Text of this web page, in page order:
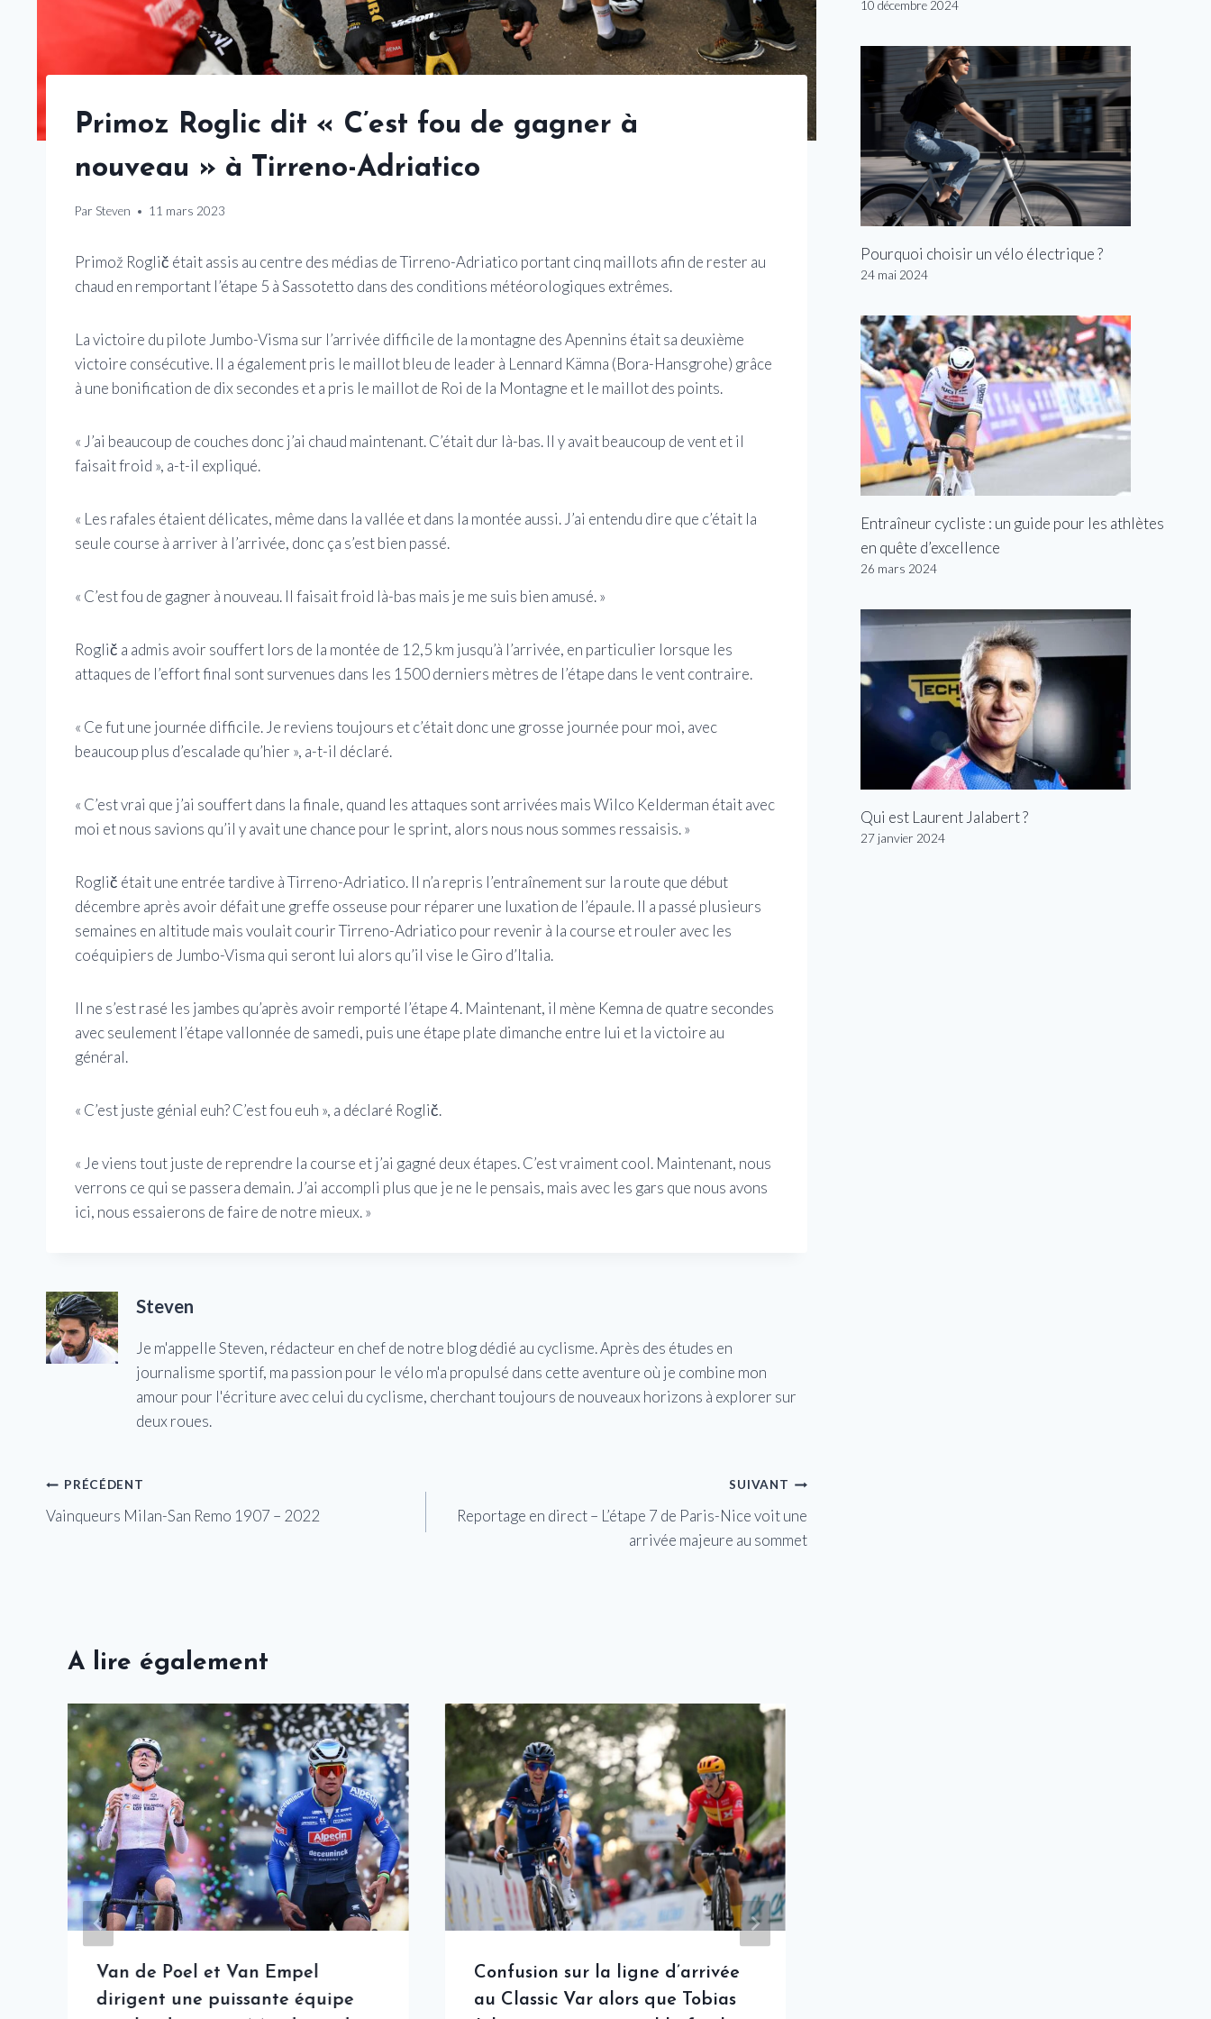
Primoz Roglic dit « C’est fou de gagner à
nouveau » à Tirreno-Adriatico
Par Steven 11 mars 2023
Primož Roglič était assis au centre des médias de Tirreno-Adriatico portant cinq maillots afin de rester au
chaud en remportant l’étape 5 à Sassotetto dans des conditions météorologiques extrêmes.
La victoire du pilote Jumbo-Visma sur l’arrivée difficile de la montagne des Apennins était sa deuxième
victoire consécutive. Il a également pris le maillot bleu de leader à Lennard Kämna (Bora-Hansgrohe) grâce
à une bonification de dix secondes et a pris le maillot de Roi de la Montagne et le maillot des points.
« J’ai beaucoup de couches donc j’ai chaud maintenant. C’était dur là-bas. Il y avait beaucoup de vent et il
faisait froid », a-t-il expliqué.
« Les rafales étaient délicates, même dans la vallée et dans la montée aussi. J’ai entendu dire que c’était la
seule course à arriver à l’arrivée, donc ça s’est bien passé.
« C’est fou de gagner à nouveau. Il faisait froid là-bas mais je me suis bien amusé. »
Roglič a admis avoir souffert lors de la montée de 12,5 km jusqu’à l’arrivée, en particulier lorsque les
attaques de l’effort final sont survenues dans les 1500 derniers mètres de l’étape dans le vent contraire.
« Ce fut une journée difficile. Je reviens toujours et c’était donc une grosse journée pour moi, avec
beaucoup plus d’escalade qu’hier », a-t-il déclaré.
« C’est vrai que j’ai souffert dans la finale, quand les attaques sont arrivées mais Wilco Kelderman était avec
moi et nous savions qu’il y avait une chance pour le sprint, alors nous nous sommes ressaisis. »
Roglič était une entrée tardive à Tirreno-Adriatico. Il n’a repris l’entraînement sur la route que début
décembre après avoir défait une greffe osseuse pour réparer une luxation de l’épaule. Il a passé plusieurs
semaines en altitude mais voulait courir Tirreno-Adriatico pour revenir à la course et rouler avec les
coéquipiers de Jumbo-Visma qui seront lui alors qu’il vise le Giro d’Italia.
Il ne s’est rasé les jambes qu’après avoir remporté l’étape 4. Maintenant, il mène Kemna de quatre secondes
avec seulement l’étape vallonnée de samedi, puis une étape plate dimanche entre lui et la victoire au
général.
« C’est juste génial euh? C’est fou euh », a déclaré Roglič.
« Je viens tout juste de reprendre la course et j’ai gagné deux étapes. C’est vraiment cool. Maintenant, nous
verrons ce qui se passera demain. J’ai accompli plus que je ne le pensais, mais avec les gars que nous avons
ici, nous essaierons de faire de notre mieux. »
Steven
Je m'appelle Steven, rédacteur en chef de notre blog dédié au cyclisme. Après des études en
journalisme sportif, ma passion pour le vélo m'a propulsé dans cette aventure où je combine mon
amour pour l'écriture avec celui du cyclisme, cherchant toujours de nouveaux horizons à explorer sur
deux roues.
Navigation
de
PRÉCÉDENT
Vainqueurs Milan-San Remo 1907 – 2022
SUIVANT
Reportage en direct – L’étape 7 de Paris-Nice voit une
arrivée majeure au sommet
A lire également
Van de Poel et Van Empel
dirigent une puissante équipe
Confusion sur la ligne d’arrivée
au Classic Var alors que Tobias
10 décembre 2024
Pourquoi choisir un vélo électrique ?
24 mai 2024
Entraîneur cycliste : un guide pour les athlètes
en quête d’excellence
26 mars 2024
Qui est Laurent Jalabert ?
27 janvier 2024